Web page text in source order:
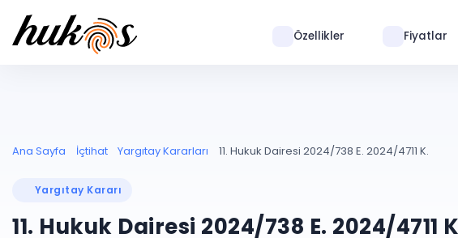
Özellikler Fiyatlar
Ana Sayfa İçtihat Yargıtay Kararları 11. Hukuk Dairesi 2024/738 E. 2024/4711 K.
Yargıtay Kararı
11. Hukuk Dairesi 2024/738 E. 2024/